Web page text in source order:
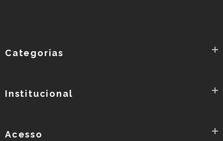
Categorias
Institucional
Acesso